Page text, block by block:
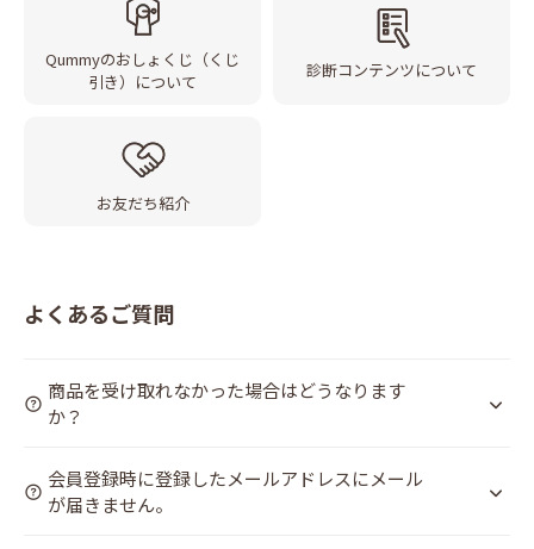
Qummyのおしょくじ（くじ
引き）について
診断コンテンツについて
お友だち紹介
よくあるご質問
商品を受け取れなかった場合はどうなります
か？
会員登録時に登録したメールアドレスにメール
が届きません。